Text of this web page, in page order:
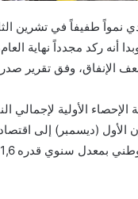
نمواً طفيفاً في تشرين
0,1%، وبدا أنه ركد مجدداً نهاية
الإنفاق، وفق تقرير
الإحصاء الأولية لإجمالي
الأول (ديسمبر) إلى